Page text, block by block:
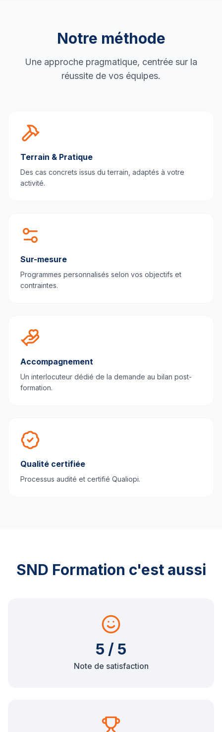
Notre méthode
Une approche pragmatique, centrée sur la
réussite de vos équipes.
Terrain & Pratique
Des cas concrets issus du terrain, adaptés à votre
activité.
Sur-mesure
Programmes personnalisés selon vos objectifs et
contraintes.
Accompagnement
Un interlocuteur dédié de la demande au bilan post-
formation.
Qualité certifiée
Processus audité et certifié Qualiopi.
SND Formation c'est aussi
5 / 5
Note de satisfaction